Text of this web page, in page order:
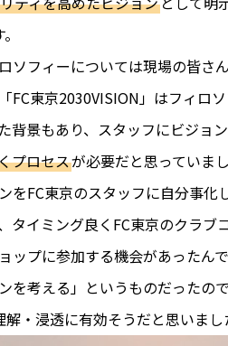
ソフィーについては現場の皆さ
FC東京2030VISION」はフィロ
背景もあり、スタッフにビジョ
プロセスが必要だと思っていまし
をFC東京のスタッフに自分事化
タイミング良くFC東京のクラブ
ップに参加する機会があったん
を考える」というものだったの
・浸透に有効そうだと思いまし